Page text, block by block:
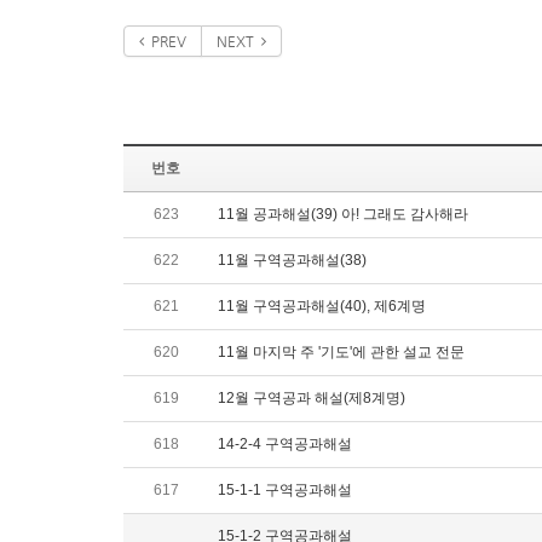
PREV NEXT
번호
623 11월 공과해설(39) 아! 그래도 감사해라
622 11월 구역공과해설(38)
621 11월 구역공과해설(40), 제6계명
620 11월 마지막 주 '기도'에 관한 설교 전문
619 12월 구역공과 해설(제8계명)
618 14-2-4 구역공과해설
617 15-1-1 구역공과해설
15-1-2 구역공과해설